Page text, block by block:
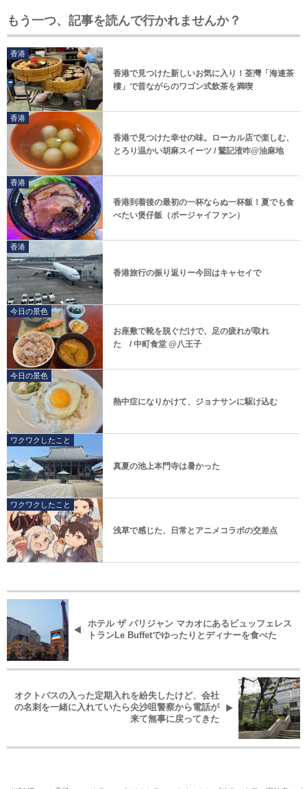
もう一つ、記事を読んで行かれませんか？
香港
香港で見つけた新しいお気に入り！荃灣「海連茶
樓」で昔ながらのワゴン式飲茶を満喫
香港
香港で見つけた幸せの味。ローカル店で楽しむ、
とろり温かい胡麻スイーツ / 鵞記渣咋@油麻地
香港
香港到着後の最初の一杯ならぬ一杯飯！夏でも食
べたい煲仔飯（ポージャイファン）
香港
香港旅行の振り返りー今回はキャセイで
今日の景色
お座敷で靴を脱ぐだけで、足の疲れが取れ
た / 中町食堂 @八王子
今日の景色
熱中症になりかけて、ジョナサンに駆け込む
ワクワクしたこと
真夏の池上本門寺は暑かった
ワクワクしたこと
浅草で感じた、日常とアニメコラボの交差点
ホテル ザ パリジャン マカオにあるビュッフェレス
トランLe Buffetでゆったりとディナーを食べた
オクトパスの入った定期入れを紛失したけど、会社
の名刺を一緒に入れていたら尖沙咀警察から電話が
来て無事に戻ってきた